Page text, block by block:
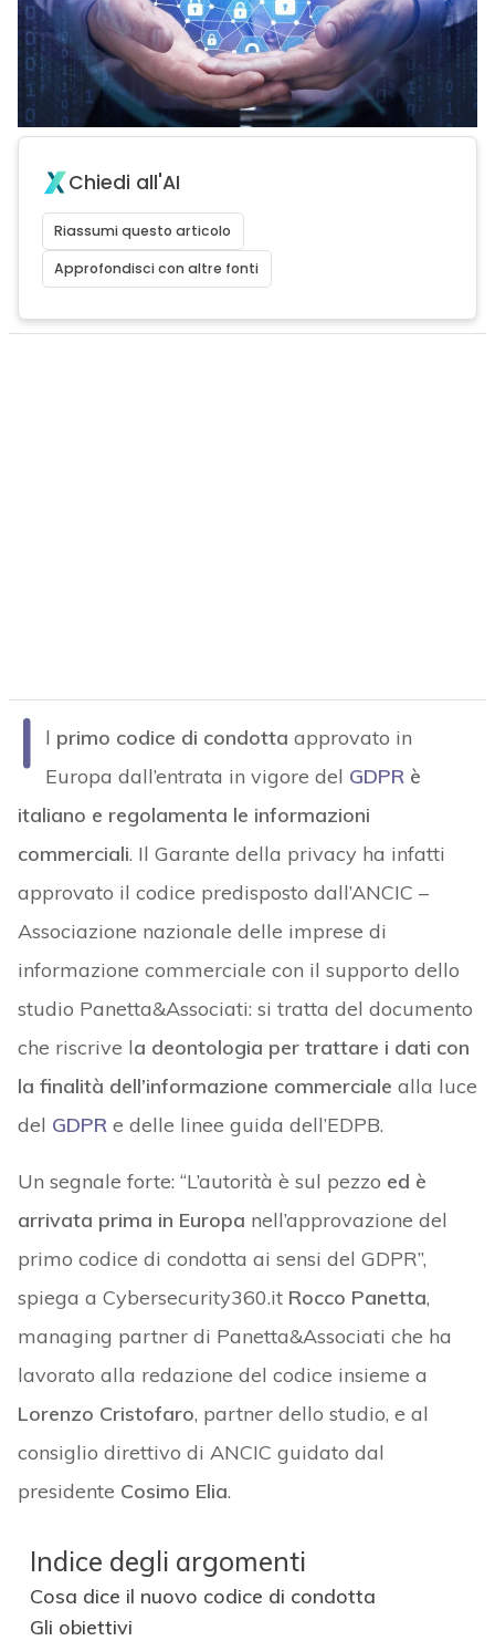
Chiedi all'AI
Riassumi questo articolo
Approfondisci con altre fonti
I l primo codice di condotta approvato in
Europa dall’entrata in vigore del GDPR è
italiano e regolamenta le informazioni
commerciali. Il Garante della privacy ha infatti
approvato il codice predisposto dall’ANCIC –
Associazione nazionale delle imprese di
informazione commerciale con il supporto dello
studio Panetta&Associati: si tratta del documento
che riscrive la deontologia per trattare i dati con
la finalità dell’informazione commerciale alla luce
del GDPRe delle linee guida dell’EDPB.
Un segnale forte: “L’autorità è sul pezzo ed è
arrivata prima in Europa nell’approvazione del
primo codice di condotta ai sensi del GDPR”,
spiega a Cybersecurity360.it Rocco Panetta,
managing partner di Panetta&Associati che ha
lavorato alla redazione del codice insieme a
Lorenzo Cristofaro, partner dello studio, e al
consiglio direttivo di ANCIC guidato dal
presidente Cosimo Elia.
Indice degli argomenti
Cosa dice il nuovo codice di condotta
Gli obiettivi